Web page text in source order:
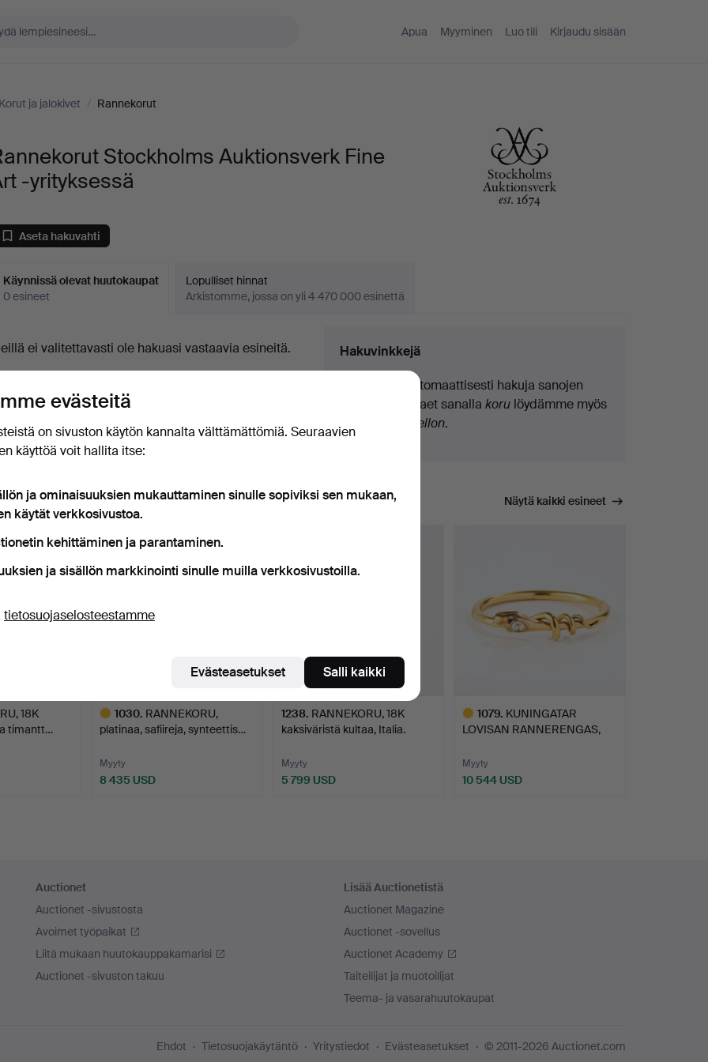
Apua Myyminen Luo tili Kirjaudu sisään
Korut ja jalokivet / Rannekorut
Stockholms Auktionsverk Fine
-yrityksessä
Aseta hakuvahti
Käynnissä olevat huutokaupat
0 esineet
Lopulliset hinnat
Arkistomme, jossa on yli 4 470 000 esinettä
ei valitettavasti ole hakuasi vastaavia esineitä.
kun kohde tulee myyntiin.
Hakuvinkkejä
Teemme automaattisesti hakuja sanojen
osilla. Jos haet sanallakoru löydämme myös
kellon.
esineet, jotka vastaavat hakuasi Näytä kaikki esineet
18K
timantt…
1030. RANNEKORU,
platinaa, safiireja, synteettis…
Myyty
8 435 USD
1238. RANNEKORU, 18K
kaksiväristä kultaa, Italia.
Myyty
5 799 USD
1079. KUNINGATAR
LOVISAN RANNERENGAS,
Myyty
10 544 USD
Auctionet
Auctionet -sivustosta
Avoimet työpaikat
Liitä mukaan huutokauppakamarisi
Auctionet -sivuston takuu
Lisää Auctionetistä
Auctionet Magazine
Auctionet -sovellus
Auctionet Academy
Taiteilijat ja muotoilijat
Teema- ja vasarahuutokaupat
Ehdot Tietosuojakäytäntö Yritystiedot Evästeasetukset © 2011-2026 Auctionet.com
evästeitä
on sivuston käytön kannalta välttämättömiä. Seuraavien
käyttöä voit hallita itse:
ja ominaisuuksien mukauttaminen sinulle sopiviksi sen mukaan,
käytät verkkosivustoa.
kehittäminen ja parantaminen.
ja sisällön markkinointi sinulle muilla verkkosivustoilla.
tietosuojaselosteestamme
Evästeasetukset Salli kaikki